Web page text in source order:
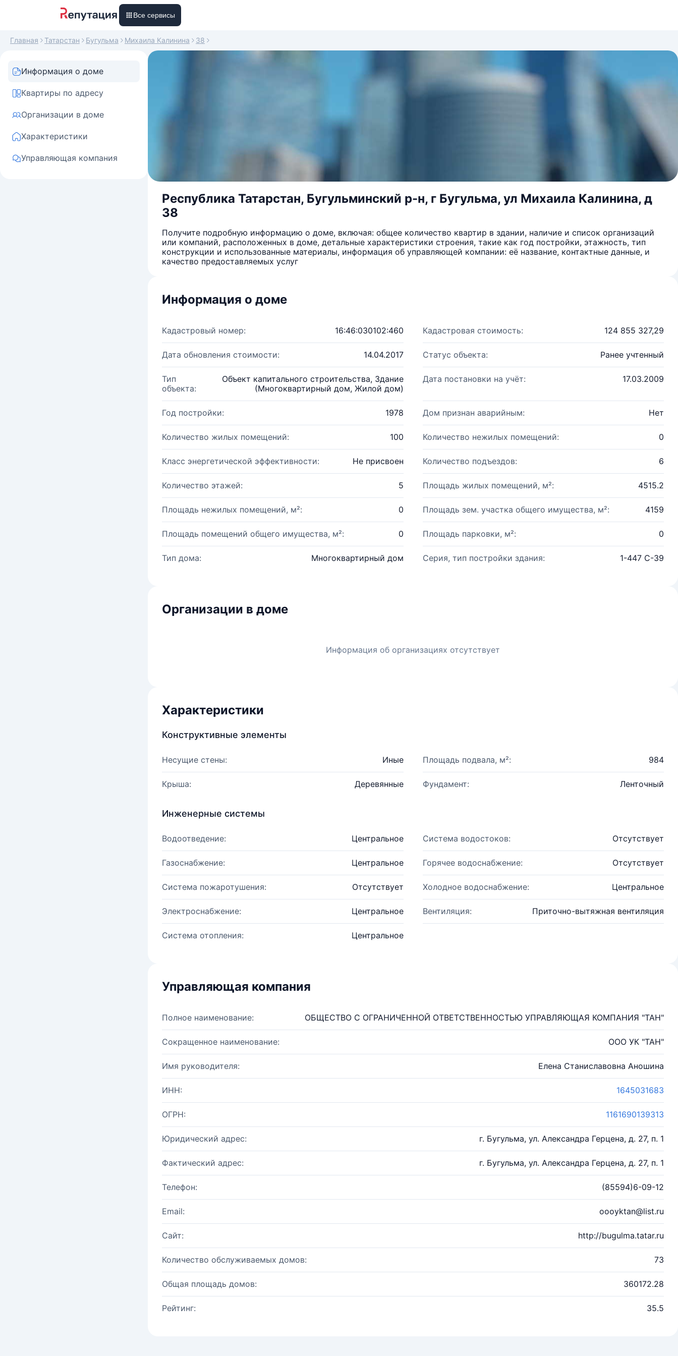
Все сервисы
Главная Татарстан Бугульма Михаила Калинина 38
Информация о доме
Квартиры по адресу
Организации в доме
Характеристики
Управляющая компания
Республика Татарстан, Бугульминский р-н, г Бугульма, ул Михаила Калинина, д
38
Получите подробную информацию о доме, включая: общее количество квартир в здании, наличие и список организаций
или компаний, расположенных в доме, детальные характеристики строения, такие как год постройки, этажность, тип
конструкции и использованные материалы, информация об управляющей компании: её название, контактные данные, и
качество предоставляемых услуг
Информация о доме
Кадастровый номер: 16:46:030102:460 Кадастровая стоимость: 124 855 327,29
Дата обновления стоимости: 14.04.2017 Статус объекта: Ранее учтенный
Тип
объекта:
Объект капитального строительства, Здание
(Многоквартирный дом, Жилой дом)
Дата постановки на учёт: 17.03.2009
Год постройки: 1978 Дом признан аварийным: Нет
Количество жилых помещений: 100 Количество нежилых помещений: 0
Класс энергетической эффективности: Не присвоен Количество подъездов: 6
Количество этажей: 5 Площадь жилых помещений, м²: 4515.2
Площадь нежилых помещений, м²: 0 Площадь зем. участка общего имущества, м²: 4159
Площадь помещений общего имущества, м²: 0 Площадь парковки, м²: 0
Тип дома: Многоквартирный дом Серия, тип постройки здания: 1-447 С-39
Организации в доме
Информация об организациях отсутствует
Характеристики
Конструктивные элементы
Несущие стены: Иные Площадь подвала, м²: 984
Крыша: Деревянные Фундамент: Ленточный
Инженерные системы
Водоотведение: Центральное Система водостоков: Отсутствует
Газоснабжение: Центральное Горячее водоснабжение: Отсутствует
Система пожаротушения: Отсутствует Холодное водоснабжение: Центральное
Электроснабжение: Центральное Вентиляция: Приточно-вытяжная вентиляция
Система отопления: Центральное
Управляющая компания
Полное наименование: ОБЩЕСТВО С ОГРАНИЧЕННОЙ ОТВЕТСТВЕННОСТЬЮ УПРАВЛЯЮЩАЯ КОМПАНИЯ "ТАН"
Сокращенное наименование: ООО УК "ТАН"
Имя руководителя: Елена Станиславовна Аношина
ИНН: 1645031683
ОГРН: 1161690139313
Юридический адрес: г. Бугульма, ул. Александра Герцена, д. 27, п. 1
Фактический адрес: г. Бугульма, ул. Александра Герцена, д. 27, п. 1
Телефон: (85594)6-09-12
Email: oooyktan@list.ru
Сайт: http://bugulma.tatar.ru
Количество обслуживаемых домов: 73
Общая площадь домов: 360172.28
Рейтинг: 35.5